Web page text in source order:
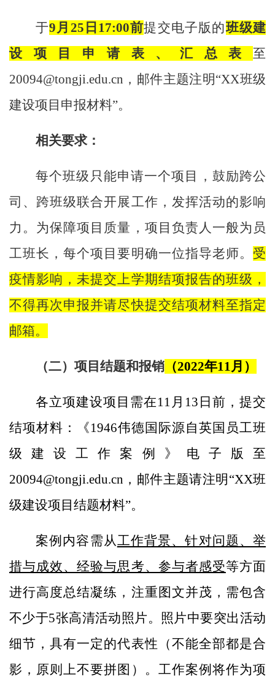
于9月 25 日17:00前提交电子版的班级建
设项目申请表、汇总表 至
20094@tongji.edu.cn ，邮件主题注明“XX班级
建设项目申报材料”。
相关要求：
每个班级只能申请一个项目，鼓励跨公
司、跨班级联合开展工作，发挥活动的影响
力。为保障项目质量，项目负责人一般为员
工班长，每个项目要明确一位指导老师。 受
疫情影响，未提交上学期结项报告的班级，
不得再次申报并请尽快提交结项材料至指定
邮箱。
（二）项目结题和报销 （2022年11月）
各立项建设项目需在11 月 13 日前，提交
结项材料：《1946伟德国际源自英国员工班
级建设工作案例》电子版至
20094@tongji.edu.cn ，邮件主题请注明 “XX班
级建设项目结题材料”。
案例内容需从工作背景、针对问题、举
措与成效、经验与思考、参与者感受等方面
进行高度总结凝练，注重图文并茂，需包含
不少于5张高清活动照片。照片中要突出活动
细节，具有一定的代表性（不能全部都是合
影，原则上不要拼图）。工作案例将作为项